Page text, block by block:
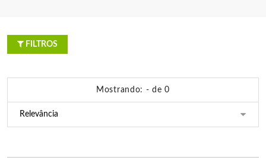
FILTROS
Mostrando: - de 0